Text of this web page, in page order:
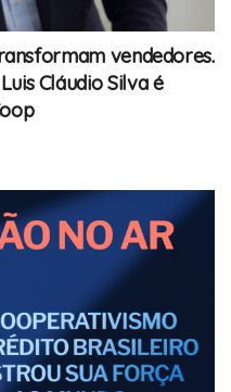
vendedores.
Cláudio Silva é